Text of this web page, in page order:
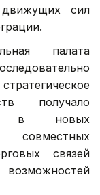
сил
палата
получало
в новых
совместных
связей